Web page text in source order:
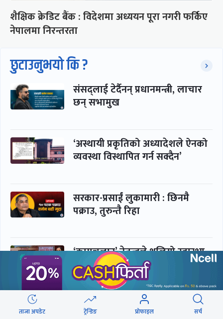
शैक्षिक क्रेडिट बैंक : विदेशमा अध्ययन पूरा नगरी फर्किए
नेपालमा निरन्तरता
छुटाउनुभयो कि ?
संसद्लाई टेर्दैनन् प्रधानमन्त्री, लाचार
छन् सभामुख
‘अस्थायी प्रकृतिको अध्यादेशले ऐनको
व्यवस्था विस्थापित गर्न सक्दैन’
सरकार-प्रसाईं लुकामारी : छिनमै
पक्राउ, तुरुन्तै रिहा
‘कामचलाउ’ नेतृत्वले थलियो स्वास्थ्य
क्षेत्र
पूर्णबहादुर-शेखर : पार्टी सभापति
ताजा अपडेट ट्रेन्डिङ प्रोफाइल सर्च